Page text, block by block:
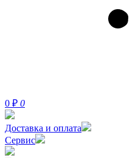
0 ₽ 0
Доставка и оплата
Сервис